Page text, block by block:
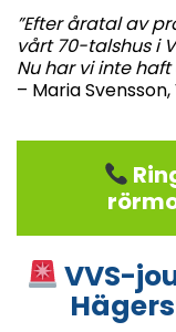
”Efter åratal av
vårt 70-talshus i
Nu har vi inte
– Maria
VVS-